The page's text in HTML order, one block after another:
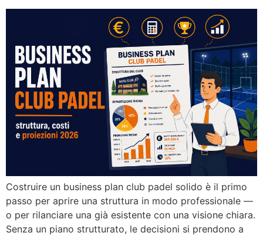
Costruire un business plan club padel solido è il primo
passo per aprire una struttura in modo professionale —
o per rilanciare una già esistente con una visione chiara.
Senza un piano strutturato, le decisioni si prendono a